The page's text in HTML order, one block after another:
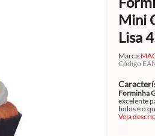
Mini
Lisa
Marca:
Código
Forminha
excelente
bolos e o
em
Veja